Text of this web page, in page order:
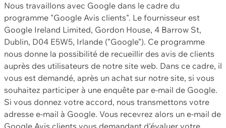
Nous travaillons avec Google dans le cadre du
programme "Google Avis clients". Le fournisseur est
Google Ireland Limited, Gordon House, 4 Barrow St,
Dublin, D04 E5W5, Irlande ("Google"). Ce programme
nous donne la possibilité de recueillir des avis de clients
auprès des utilisateurs de notre site web. Dans ce cadre, il
vous est demandé, après un achat sur notre site, si vous
souhaitez participer à une enquête par e-mail de Google.
Si vous donnez votre accord, nous transmettons votre
adresse e-mail à Google. Vous recevrez alors un e-mail de